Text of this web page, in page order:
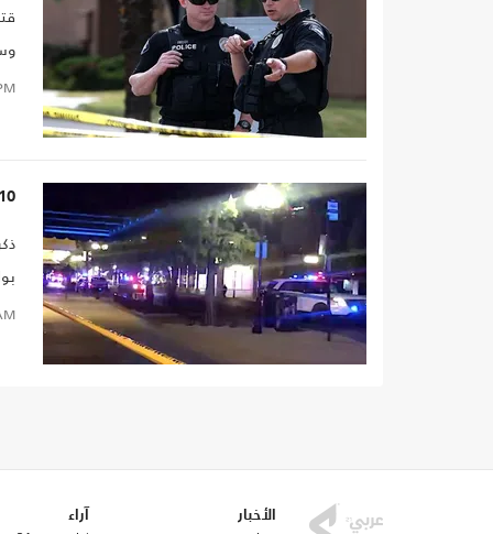
10 قتلى بهجوم في أوهايو بعد 24 ساعة من حادثة ولاية تكساس
الأخبار آراء